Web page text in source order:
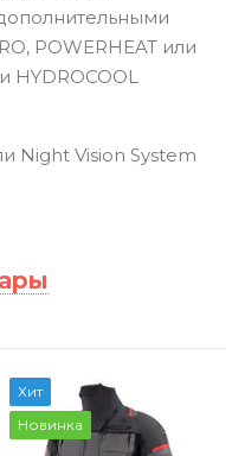
POWERHEAT или
Night Vision System
Хит
Новинка